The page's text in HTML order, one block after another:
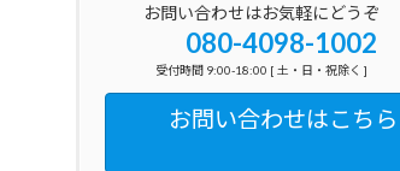
お問い合わせはお気軽にどうぞ
080-4098-1002
受付時間 9:00-18:00 [ 土・日・祝除く ]
お問い合わせはこちら